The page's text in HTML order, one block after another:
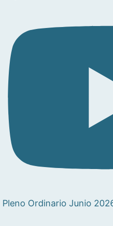
Pleno Ordinario Junio